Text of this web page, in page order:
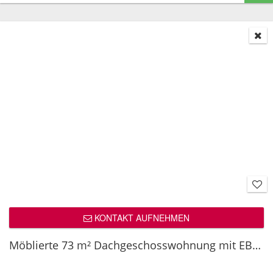
KONTAKT AUFNEHMEN
Möblierte 73 m² Dachgeschosswohnung mit EBK, 2x Balkon & Tiefgarage �...